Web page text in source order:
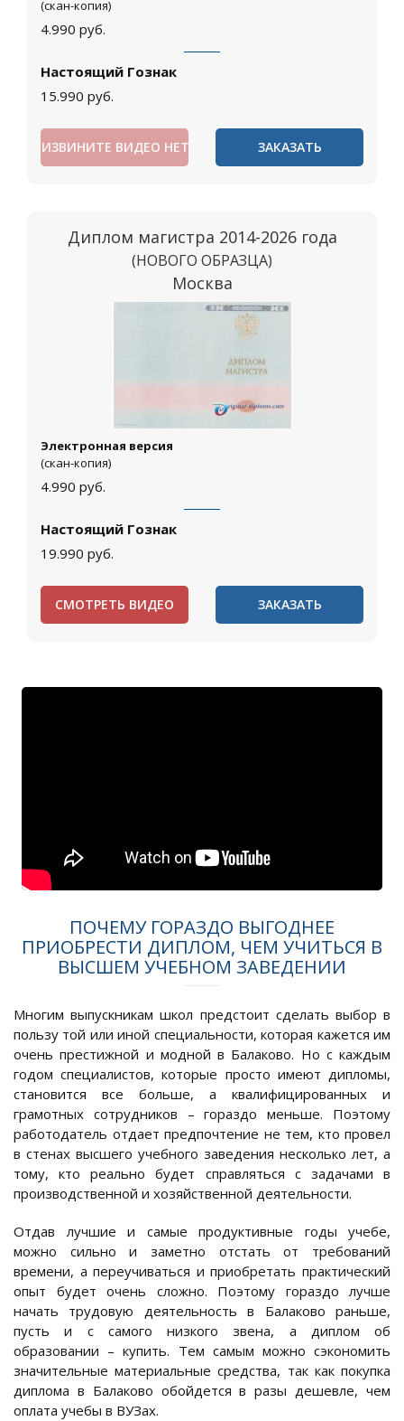
(скан-копия)
4.990 руб.
Настоящий Гознак
15.990 руб.
ИЗВИНИТЕ ВИДЕО НЕТ ЗАКАЗАТЬ
Диплом магистра 2014-2026 года
(НОВОГО ОБРАЗЦА)
Москва
Электронная версия
(скан-копия)
4.990 руб.
Настоящий Гознак
19.990 руб.
СМОТРЕТЬ ВИДЕО ЗАКАЗАТЬ
ПОЧЕМУ ГОРАЗДО ВЫГОДНЕЕ
ПРИОБРЕСТИ ДИПЛОМ, ЧЕМ УЧИТЬСЯ В
ВЫСШЕМ УЧЕБНОМ ЗАВЕДЕНИИ
Многим выпускникам школ предстоит сделать выбор в
пользу той или иной специальности, которая кажется им
очень престижной и модной в Балаково. Но с каждым
годом специалистов, которые просто имеют дипломы,
становится все больше, а квалифицированных и
грамотных сотрудников – гораздо меньше. Поэтому
работодатель отдает предпочтение не тем, кто провел
в стенах высшего учебного заведения несколько лет, а
тому, кто реально будет справляться с задачами в
производственной и хозяйственной деятельности.
Отдав лучшие и самые продуктивные годы учебе,
можно сильно и заметно отстать от требований
времени, а переучиваться и приобретать практический
опыт будет очень сложно. Поэтому гораздо лучше
начать трудовую деятельность в Балаково раньше,
пусть и с самого низкого звена, а диплом об
образовании – купить. Тем самым можно сэкономить
значительные материальные средства, так как покупка
диплома в Балаково обойдется в разы дешевле, чем
оплата учебы в ВУЗах.